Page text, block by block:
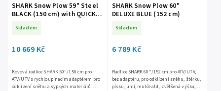
SHARK Snow Plow 59" Steel
BLACK (150 cm) with QUICK
Skladem
10 669 Kč
Kovová radlice SHARK 59"/150 cm pro
ATV/UTV s rychloupínacím adaptérem pro
odklízení sněhu a sypkých materiálů
SHARK Snow Plow 60"
DELUXE BLUE (152 cm)
Skladem
6 789 Kč
Radlice SHARK 60"/152 cm pro ATV/UTV,
bez adaptéru, pro odklízení sněhu, štěrku,
písku, uhlí, mulče atd., zvětšená výška,